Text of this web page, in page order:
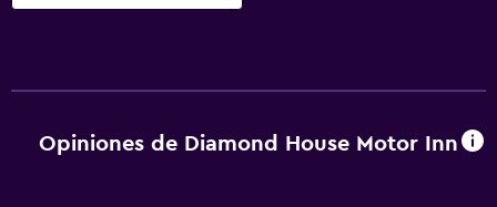
Opiniones de Diamond House Motor Inn